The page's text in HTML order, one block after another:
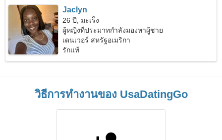
Jaclyn
26 ปี, มะเร็ง
ผู้หญิงที่ประมาทกำลังมองหาผู้ชาย
เดนเวอร์ สหรัฐอเมริกา
รักแท้
วิธีการทำงานของ UsaDatingGo